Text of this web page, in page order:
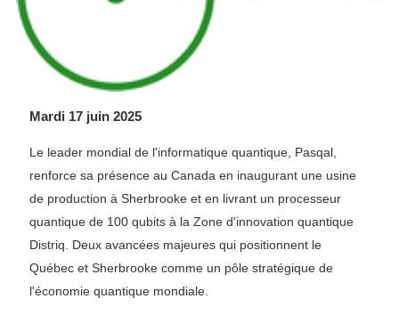
Mardi 17 juin 2025
Le leader mondial de l'informatique quantique, Pasqal,
renforce sa présence au Canada en inaugurant une usine
de production à Sherbrooke et en livrant un processeur
quantique de 100 qubits à la Zone d'innovation quantique
Distriq. Deux avancées majeures qui positionnent le
Québec et Sherbrooke comme un pôle stratégique de
l'économie quantique mondiale.